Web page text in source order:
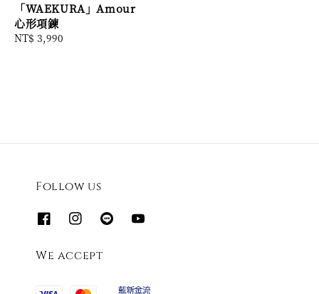
「WAEKURA」Amour
心形項鍊
Regular
NT$ 3,990
Follow us
We accept